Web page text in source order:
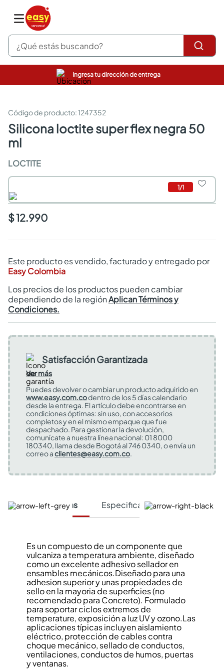
¿Qué estás buscando?
Ingresa tu dirección de entrega
:1247352
silicona loctite super flex negra 50
ml
LOCTITE
1/1
$ 12.990
Este producto es vendido, facturado y entregado por
Easy Colombia
Los precios de los productos pueden cambiar
dependiendo de la regiónAplican Términos y
Condiciones.
Satisfacción Garantizada
Ver más
Puedes devolver o cambiar un producto adquirido en
www.easy.com.codentro de los 5 días calendario
desde la entrega. El artículo debe encontrarse en
condiciones óptimas: sin uso, con accesorios
completos y en el mismo empaque que fue
despachado. Para gestionar la devolución,
comunícate a nuestra línea nacional: 01 8000
180340, llama desde Bogotá al 746 0340, o envía un
correo aclientes@easy.com.co.
Características Especificaciones Técnicas
Es un compuesto de un componente que
vulcaniza a temperatura ambiente, diseñado
como un excelente adhesivo sellador en
ensambles mecánicos.Diseñado para una
adhesion superior y unas propiedades de
sello en la mayoria de superficies (no
recomendado para Concreto). Formulado
para soportar ciclos extremos de
temperature, exposición a luz UV y ozono.Las
aplicaciones típicas incluyen aislamiento
eléctrico, protección de cables contra
choque mecánico, sellado de conductos,
ventilaciones, conductos de humos, puertas
y ventanas.
pinturas
sanitarios
comedor
escritorio
armarios closet
comedores